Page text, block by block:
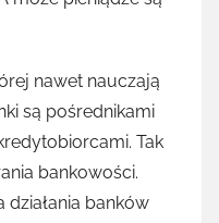
nawet nauczają
są pośrednikami
Tak
bankowości.
działania banków